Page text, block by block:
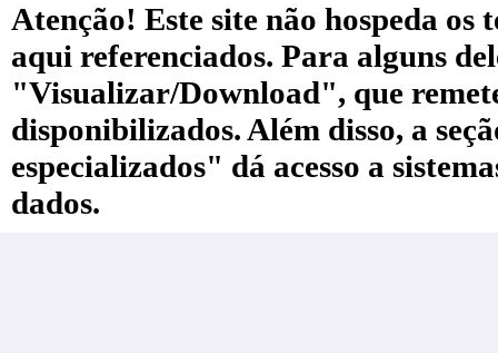
Atenção! Este site não hospeda
aqui referenciados. Para alguns
"Visualizar/Download", que
disponibilizados. Além disso, a
especializados" dá acesso a
dados.